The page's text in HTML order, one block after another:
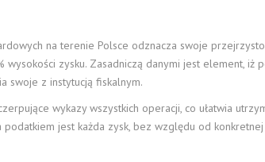
na terenie Polsce odznacza swoje
wysokości zysku. Zasadniczą danymi jest element,
swoje z instytucją fiskalnym.
wykazy wszystkich operacji, co ułatwia
jest każda zysk, bez względu od